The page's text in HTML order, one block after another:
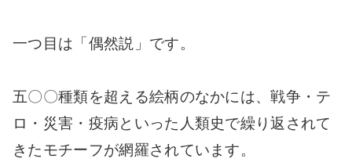
一つ目は「偶然説」です。
五〇〇種類を超える絵柄のなかには、戦争・テ
ロ・災害・疫病といった人類史で繰り返されて
きたモチーフが網羅されています。